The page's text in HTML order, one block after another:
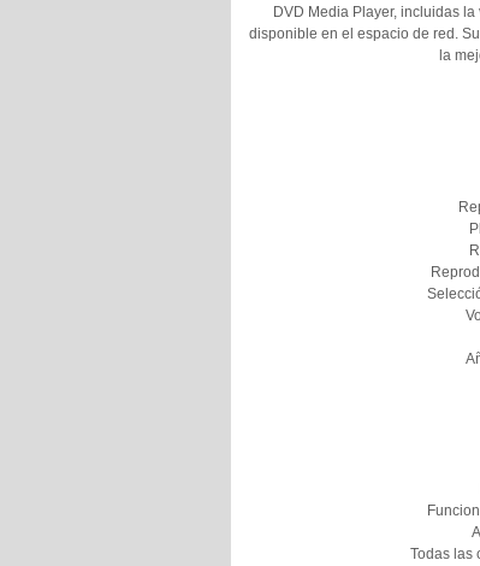
DVD Media Player, incluidas
disponible en el espacio de red.
la
Todas las